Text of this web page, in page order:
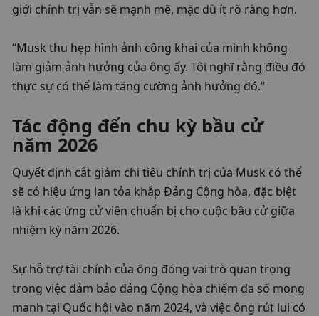
giới chính trị vẫn sẽ mạnh mẽ, mặc dù ít rõ ràng hơn.
“Musk thu hẹp hình ảnh công khai của mình không
làm giảm ảnh hưởng của ông ấy. Tôi nghĩ rằng điều đó
thực sự có thể làm tăng cường ảnh hưởng đó.”
Tác động đến chu kỳ bầu cử
năm 2026
Quyết định cắt giảm chi tiêu chính trị của Musk có thể
sẽ có hiệu ứng lan tỏa khắp Đảng Cộng hòa, đặc biệt
là khi các ứng cử viên chuẩn bị cho cuộc bầu cử giữa
nhiệm kỳ năm 2026.
Sự hỗ trợ tài chính của ông đóng vai trò quan trọng
trong việc đảm bảo đảng Cộng hòa chiếm đa số mong
manh tại Quốc hội vào năm 2024, và việc ông rút lui có